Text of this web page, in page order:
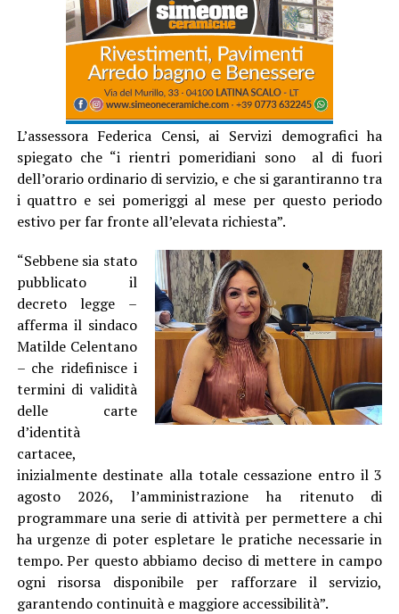
L’assessora Federica Censi, ai Servizi demografici ha
spiegato che “i rientri pomeridiani sono al di fuori
dell’orario ordinario di servizio, e che si garantiranno tra
i quattro e sei pomeriggi al mese per questo periodo
estivo per far fronte all’elevata richiesta”.
“Sebbene sia stato
pubblicato il
decreto legge –
afferma il sindaco
Matilde Celentano
– che ridefinisce i
termini di validità
delle carte
d’identità
cartacee,
inizialmente destinate alla totale cessazione entro il 3
agosto 2026, l’amministrazione ha ritenuto di
programmare una serie di attività per permettere a chi
ha urgenze di poter espletare le pratiche necessarie in
tempo. Per questo abbiamo deciso di mettere in campo
ogni risorsa disponibile per rafforzare il servizio,
garantendo continuità e maggiore accessibilità”.